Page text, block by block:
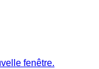
fenêtre.